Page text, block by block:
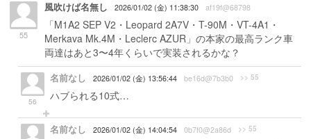
55
風吹けば名無し 2026/01/02 (金) 11:38:30 af19f@68798
「M1A2 SEP V2・Leopard 2A7V・T-90M・VT-4A1・
Merkava Mk.4M・Leclerc AZUR」の本家の最高ランク車
両達はあと3〜4年くらいで実装されるかな？
56
名前なし 2026/01/02 (金) 13:56:44 be16d@7b3b0 >> 55
ハブられる10式…
名前なし 2026/01/02 (金) 14:04:54 0b7f0@2a86d >> 55